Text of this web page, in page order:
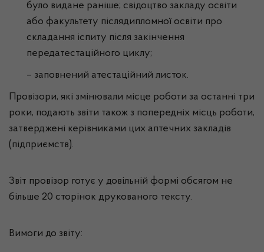
було видане раніше; свідоцтво закладу освіти
або факультету післядипломної освіти про
складання іспиту після закінчення
передатестаційного циклу;
– заповнений атестаційний листок.
Провізори, які змінювали місце роботи за останні три
роки, подають звіти також з попередніх місць роботи,
затверджені керівниками цих аптечних закладів
(підприємств).
Звіт провізор готує у довільній формі обсягом не
більше 20 сторінок друкованого тексту.
Вимоги до звіту: